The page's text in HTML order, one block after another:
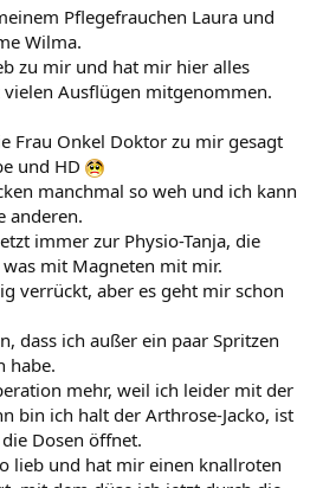
Pflegefrauchen Laura und
Wilma.
zu mir und hat mir hier alles
Ausflügen mitgenommen.
Frau Onkel Doktor zu mir gesagt
und HD
manchmal so weh und ich kann
anderen.
immer zur Physio-Tanja, die
mit Magneten mit mir.
verrückt, aber es geht mir schon
dass ich außer ein paar Spritzen
habe.
mehr, weil ich leider mit der
bin ich halt der Arthrose-Jacko, ist
Dosen öffnet.
lieb und hat mir einen knallroten